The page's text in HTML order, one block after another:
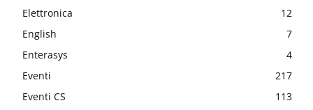
Elettronica
12
English
7
Enterasys
4
Eventi
217
Eventi CS
113